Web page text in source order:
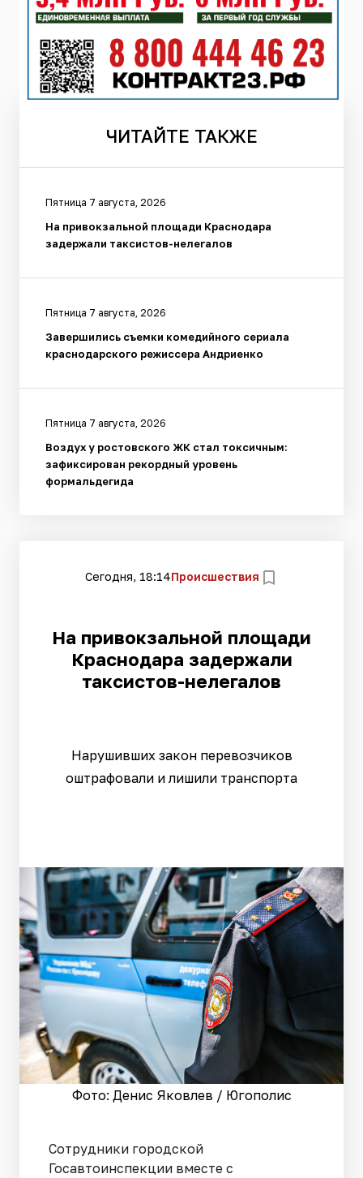
ЧИТАЙТЕ ТАКЖЕ
Пятница 7 августа, 2026
На привокзальной площади Краснодара
задержали таксистов-нелегалов
Пятница 7 августа, 2026
Завершились съемки комедийного сериала
краснодарского режиссера Андриенко
Пятница 7 августа, 2026
Воздух у ростовского ЖК стал токсичным:
зафиксирован рекордный уровень
формальдегида
Сегодня, 18:14Происшествия
На привокзальной площади
Краснодара задержали
таксистов-нелегалов
Нарушивших закон перевозчиков
оштрафовали и лишили транспорта
Фото: Денис Яковлев / Югополис
Сотрудники городской
Госавтоинспекции вместе с